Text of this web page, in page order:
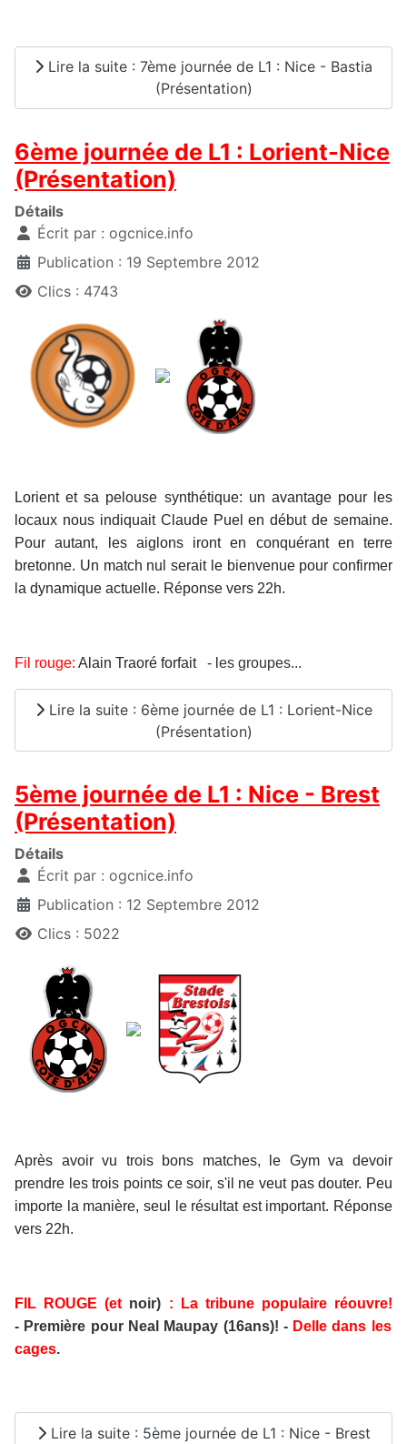
Lire la suite : 7ème journée de L1 : Nice - Bastia
(Présentation)
6ème journée de L1 : Lorient-Nice
(Présentation)
Détails
Écrit par : ogcnice.info
Publication : 19 Septembre 2012
Clics : 4743
Lorient et sa pelouse synthétique: un avantage pour les
locaux nous indiquait Claude Puel en début de semaine.
Pour autant, les aiglons iront en conquérant en terre
bretonne. Un match nul serait le bienvenue pour confirmer
la dynamique actuelle. Réponse vers 22h.
Fil rouge: Alain Traoré forfait - l es groupes...
Lire la suite : 6ème journée de L1 : Lorient-Nice
(Présentation)
5ème journée de L1 : Nice - Brest
(Présentation)
Détails
Écrit par : ogcnice.info
Publication : 12 Septembre 2012
Clics : 5022
Après avoir vu trois bons matches, le Gym va devoir
prendre les trois points ce soir, s'il ne veut pas douter. Peu
importe la manière, seul le résultat est important. Réponse
vers 22h.
FIL ROUGE (et noir) : La tribune populaire réouvre!
- Première pour Neal Maupay (16ans)! - Delle dans les
cages.
Lire la suite : 5ème journée de L1 : Nice - Brest